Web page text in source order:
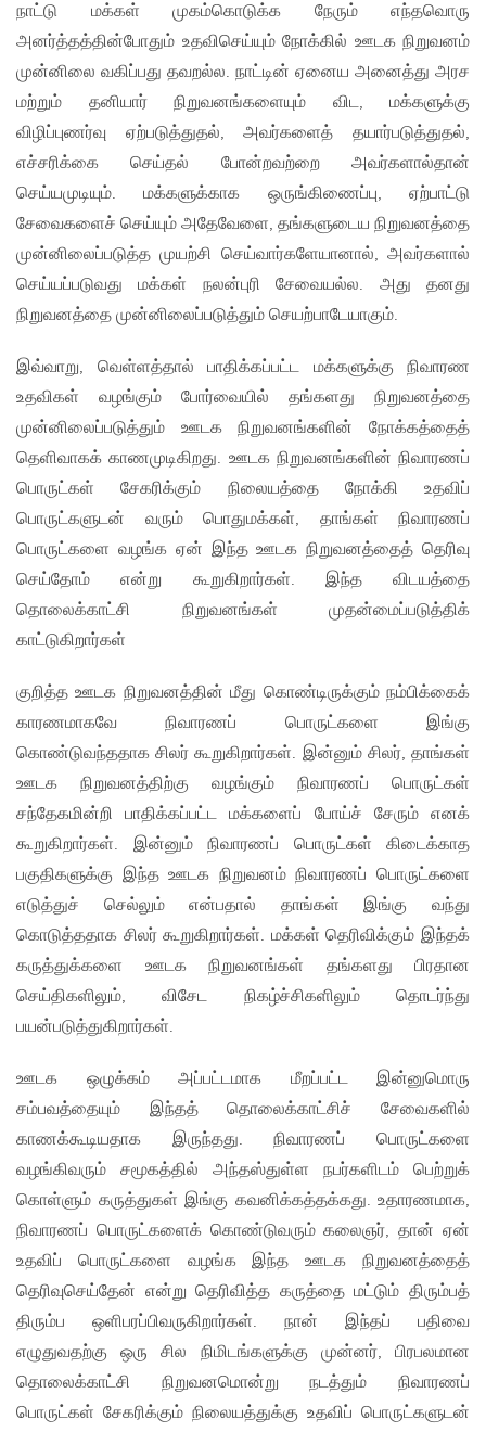
நாட்டு மக்கள் முகம்கொடுக்க நேரும் எந்தவொரு
அனர்த்தத்தின்போதும் உதவிசெய்யும் நோக்கில் ஊடக நிறுவனம்
முன்னிலை வகிப்பது தவறல்ல. நாட்டின் ஏனைய அனைத்து அரச
மற்றும் தனியார் நிறுவனங்களையும் விட, மக்களுக்கு
விழிப்புணர்வு ஏற்படுத்துதல், அவர்களைத் தயார்படுத்துதல்,
எச்சரிக்கை செய்தல் போன்றவற்றை அவர்களால்தான்
செய்யமுடியும். மக்களுக்காக ஒருங்கிணைப்பு, ஏற்பாட்டு
சேவைகளைச் செய்யும் அதேவேளை, தங்களுடைய நிறுவனத்தை
முன்னிலைப்படுத்த முயற்சி செய்வார்களேயானால், அவர்களால்
செய்யப்படுவது மக்கள் நலன்புரி சேவையல்ல. அது தனது
நிறுவனத்தை முன்னிலைப்படுத்தும் செயற்பாடேயாகும்.
இவ்வாறு, வெள்ளத்தால் பாதிக்கப்பட்ட மக்களுக்கு நிவாரண
உதவிகள் வழங்கும் போர்வையில் தங்களது நிறுவனத்தை
முன்னிலைப்படுத்தும் ஊடக நிறுவனங்களின் நோக்கத்தைத்
தெளிவாகக் காணமுடிகிறது. ஊடக நிறுவனங்களின் நிவாரணப்
பொருட்கள் சேகரிக்கும் நிலையத்தை நோக்கி உதவிப்
பொருட்களுடன் வரும் பொதுமக்கள், தாங்கள் நிவாரணப்
பொருட்களை வழங்க ஏன் இந்த ஊடக நிறுவனத்தைத் தெரிவு
செய்தோம் என்று கூறுகிறார்கள். இந்த விடயத்தை
தொலைக்காட்சி நிறுவனங்கள் முதன்மைப்படுத்திக்
காட்டுகிறார்கள்​
குறித்த ஊடக நிறுவனத்தின் மீது கொண்டிருக்கும் நம்பிக்கைக்
காரணமாகவே நிவாரணப் பொருட்களை இங்கு
கொண்டுவந்ததாக சிலர் கூறுகிறார்கள். இன்னும் சிலர், தாங்கள்
ஊடக நிறுவனத்திற்கு வழங்கும் நிவாரணப் பொருட்கள்
சந்தேகமின்றி பாதிக்கப்பட்ட மக்களைப் போய்ச் சேரும் எனக்
கூறுகிறார்கள். இன்னும் நிவாரணப் பொருட்கள் கிடைக்காத
பகுதிகளுக்கு இந்த ஊடக நிறுவனம் நிவாரணப் பொருட்களை
எடுத்துச் செல்லும் என்பதால் தாங்கள் இங்கு வந்து
கொடுத்ததாக சிலர் கூறுகிறார்கள். மக்கள் தெரிவிக்கும் இந்தக்
கருத்துக்களை ஊடக நிறுவனங்கள் தங்களது பிரதான
செய்திகளிலும், விசேட நிகழ்ச்சிகளிலும் தொடர்ந்து
பயன்படுத்துகிறார்கள்.
ஊடக ஒழுக்கம் அப்பட்டமாக மீறப்பட்ட இன்னுமொரு
சம்பவத்தையும் இந்தத் தொலைக்காட்சிச் சேவைகளில்
காணக்கூடியதாக இருந்தது. நிவாரணப் பொருட்களை
வழங்கிவரும் சமூகத்தில் அந்தஸ்துள்ள நபர்களிடம் பெற்றுக்
கொள்ளும் கருத்துகள் இங்கு கவனிக்கத்தக்கது. உதாரணமாக,
நிவாரணப் பொருட்களைக் கொண்டுவரும் கலைஞர், தான் ஏன்
உதவிப் பொருட்களை வழங்க இந்த ஊடக நிறுவனத்தைத்
தெரிவுசெய்தேன் என்று தெரிவித்த கருத்தை மட்டும் திரும்பத்
திரும்ப ஒளிபரப்பிவருகிறார்கள். நான் இந்தப் பதிவை
எழுதுவதற்கு ஒரு சில நிமிடங்களுக்கு முன்னர், பிரபலமான
தொலைக்காட்சி நிறுவனமொன்று நடத்தும் நிவாரணப்
பொருட்கள் சேகரிக்கும் நிலையத்துக்கு உதவிப் பொருட்களுடன்